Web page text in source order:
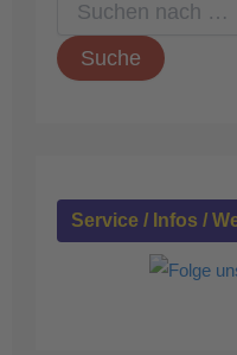
c
h
:
Service / Infos /